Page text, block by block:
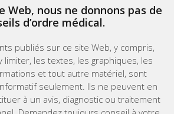
Web, nous ne donnons pas de
d’ordre médical.
publiés sur ce site Web, y compris,
limiter, les textes, les graphiques, les
et tout autre matériel, sont
seulement. Ils ne peuvent en
à un avis, diagnostic ou traitement